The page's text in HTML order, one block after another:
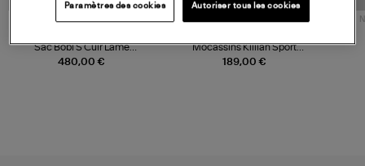
480,00 €
Sac Bobi S Cuir Lamé
Champagne
189,00 €
Mocassins Killian Sport
Mousse
Paramètres des cookies Autoriser tous les cookies